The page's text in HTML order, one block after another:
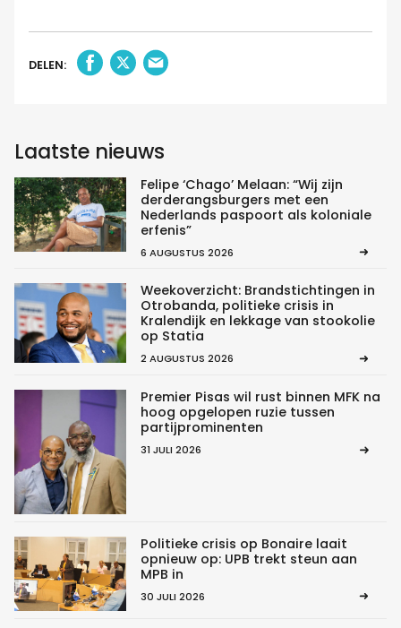
DELEN:
Laatste nieuws
Felipe ‘Chago’ Melaan: “Wij zijn
derderangsburgers met een
Nederlands paspoort als koloniale
erfenis”
6 AUGUSTUS 2026
Weekoverzicht: Brandstichtingen in
Otrobanda, politieke crisis in
Kralendijk en lekkage van stookolie
op Statia
2 AUGUSTUS 2026
Premier Pisas wil rust binnen MFK na
hoog opgelopen ruzie tussen
partijprominenten
31 JULI 2026
Politieke crisis op Bonaire laait
opnieuw op: UPB trekt steun aan
MPB in
30 JULI 2026